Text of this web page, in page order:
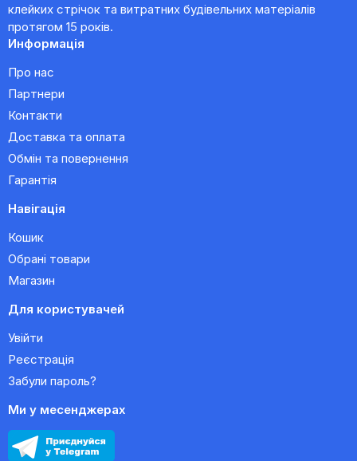
клейких стрічок та витратних будівельних матеріалів
протягом 15 років.
Информація
Про нас
Партнери
Контакти
Доставка та оплата
Обмін та повернення
Гарантія
Навігація
Кошик
Обрані товари
Магазин
Для користувачей
Увійти
Реєстрація
Забули пароль?
Ми у месенджерах